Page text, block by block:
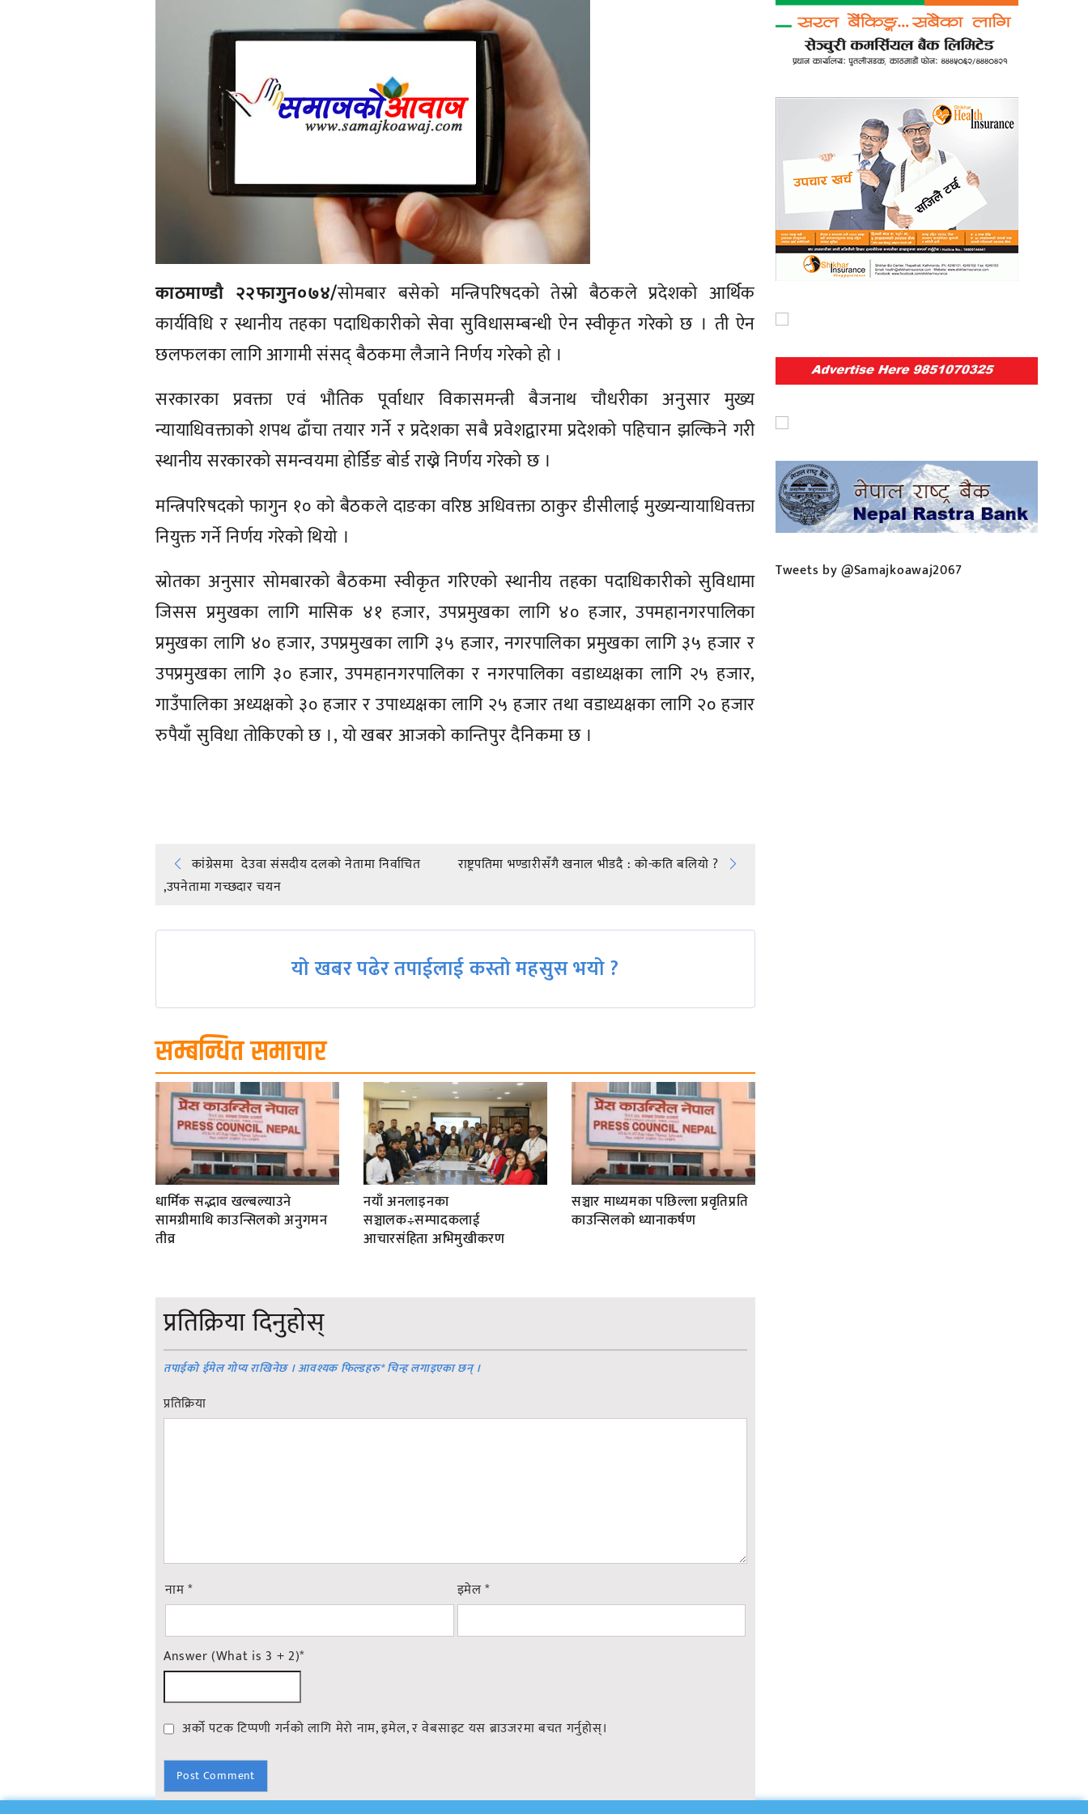
काठमाण्डाै २२फागुन०७४/सोमबार बसेको मन्त्रिपरिषदको तेस्रो बैठकले प्रदेशको आर्थिक
कार्यविधि र स्थानीय तहका पदाधिकारीको सेवा सुविधासम्बन्धी ऐन स्वीकृत गरेको छ । ती ऐन
छलफलका लागि आगामी संसद् बैठकमा लैजाने निर्णय गरेको हो ।
सरकारका प्रवक्ता एवं भौतिक पूर्वाधार विकासमन्त्री बैजनाथ चौधरीका अनुसार मुख्य
न्यायाधिवक्ताको शपथ ढाँचा तयार गर्ने र प्रदेशका सबै प्रवेशद्वारमा प्रदेशको पहिचान झल्किने गरी
स्थानीय सरकारको समन्वयमा होर्डिङ बोर्ड राख्ने निर्णय गरेको छ ।
मन्त्रिपरिषदको फागुन १० को बैठकले दाङका वरिष्ठ अधिवक्ता ठाकुर डीसीलाई मुख्यन्यायाधिवक्ता
नियुक्त गर्ने निर्णय गरेको थियो ।
स्रोतका अनुसार सोमबारको बैठकमा स्वीकृत गरिएको स्थानीय तहका पदाधिकारीको सुविधामा
जिसस प्रमुखका लागि मासिक ४१ हजार, उपप्रमुखका लागि ४० हजार, उपमहानगरपालिका
प्रमुखका लागि ४० हजार, उपप्रमुखका लागि ३५ हजार, नगरपालिका प्रमुखका लागि ३५ हजार र
उपप्रमुखका लागि ३० हजार, उपमहानगरपालिका र नगरपालिका वडाध्यक्षका लागि २५ हजार,
गाउँपालिका अध्यक्षको ३० हजार र उपाध्यक्षका लागि २५ हजार तथा वडाध्यक्षका लागि २० हजार
रुपैयाँ सुविधा तोकिएको छ ।, यो खबर आजको कान्तिपुर दैनिकमा छ ।
Post
navigation
कांग्रेसमा देउवा संसदीय दलको नेतामा निर्वाचित
,उपनेतामा गच्छदार चयन
राष्ट्रपतिमा भण्डारीसँगै खनाल भीडदै : को-कति बलियो ?
यो खबर पढेर तपाईलाई कस्तो महसुस भयो ?
सम्बन्धित समाचार
धार्मिक सद्भाव खल्बल्याउने
सामग्रीमाथि काउन्सिलको अनुगमन
तीव्र
नयाँ अनलाइनका
सञ्चालक÷सम्पादकलाई
आचारसंहिता अभिमुखीकरण
सञ्चार माध्यमका पछिल्ला प्रवृतिप्रति
काउन्सिलको ध्यानाकर्षण
प्रतिक्रिया दिनुहोस्
तपाईको ईमेल गोप्य राखिनेछ । आवश्यक फिल्डहरु*चिन्ह लगाइएका छन् ।
प्रतिक्रिया
नाम* इमेल*
Answer (What is 3 + 2)*
अर्को पटक टिप्पणी गर्नको लागि मेरो नाम, इमेल, र वेबसाइट यस ब्राउजरमा बचत गर्नुहोस्।
Tweets by @Samajkoawaj2067